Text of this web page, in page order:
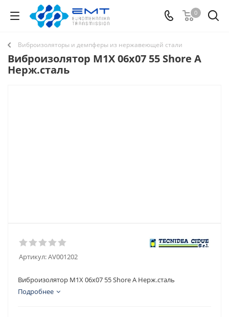
0
Виброизоляторы и демпферы из нержавеющей стали
Виброизолятор M1X 06x07 55 Shore A
Нерж.сталь
Артикул:AV001202
Виброизолятор M1X 06x07 55 Shore A Нерж.сталь
Подробнее